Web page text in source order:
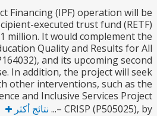
Project Financing (IPF) operation
recipient-executed trust fund
million. It would
Education Quality and Results
P164032), and its upcoming
phase. In addition, the project
with other interventions, such
and Inclusive Services
– CRISP نتائج أكثر